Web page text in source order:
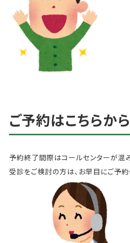
ご予約はこちらから
予約終了間際はコールセンターが混
受診をご検討の方は、お早目にご予約